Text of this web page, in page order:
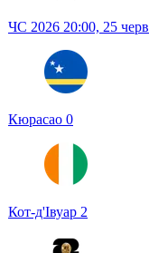
ЧС 2026 20:00, 25
Кюрасао 0
Кот-д'Івуар 2